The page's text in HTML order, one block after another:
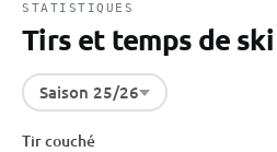
STATISTIQUES
Tirs et temps de ski
Saison 25/26
Tir couché